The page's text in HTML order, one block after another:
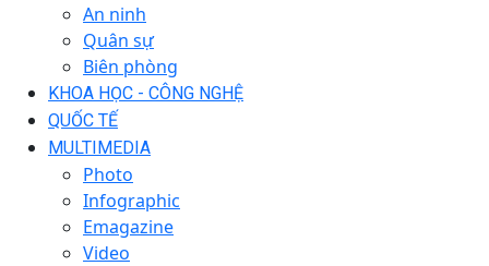
An ninh
Quân sự
Biên phòng
KHOA HỌC - CÔNG NGHỆ
QUỐC TẾ
MULTIMEDIA
Photo
Infographic
Emagazine
Video